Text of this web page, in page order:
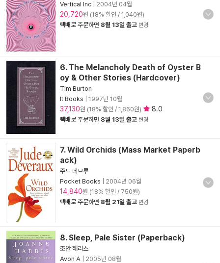
Vertical Inc
2004년 04월
20,720원 (18% 할인 / 1,040원)
택배로 주문하면 8월 13일 출고 변경
6. The Melancholy Death of Oyster B
oy & Other Stories (Hardcover)
Tim Burton
It Books
1997년 10월
37,130원 (18% 할인 / 1,860원) 8.0
택배로 주문하면 8월 13일 출고 변경
7. Wild Orchids (Mass Market Paperb
ack)
주드 데브루
Pocket Books
2004년 06월
14,840원 (18% 할인 / 750원)
택배로 주문하면 8월 21일 출고 변경
8. Sleep, Pale Sister (Paperback)
조안 해리스
Avon A
2005년 08월